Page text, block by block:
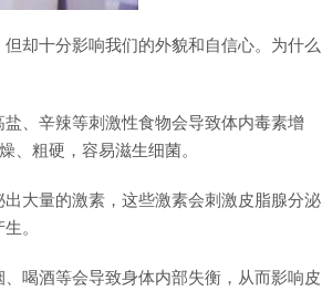
却十分影响我们的外貌和自信心。为什么
、辛辣等刺激性食物会导致体内毒素增
、粗硬，容易滋生细菌。
大量的激素，这些激素会刺激皮脂腺分泌
。
喝酒等会导致身体内部失衡，从而影响皮